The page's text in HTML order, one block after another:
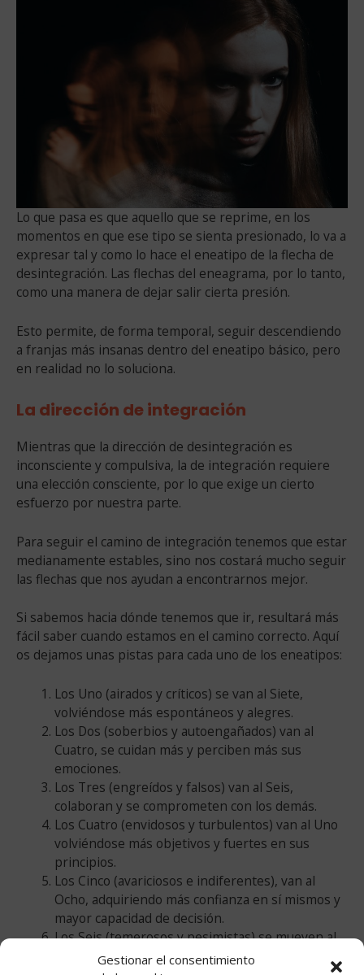
Gestionar el consentimiento
Lo que pasa es que aquello que se reprime, en los
momentos en que ese tipo se sienta presionado, lo va a
expresar tal y como lo hace el eneatipo de la flecha de
desintegración. Las flechas del eneagrama, por lo tanto,
como una manera de dejar salir cierta presión.
Esto permite, de forma temporal, seguir descendiendo
a franjas más insanas dentro del eneatipo básico, pero
en realidad no lo soluciona.
La dirección de integración
Mientras que la dirección de desintegración es
inconsciente y compulsiva, la de integración requiere
una elección consciente, por lo que exige un cierto
esfuerzo por nuestra parte.
Para seguir el camino de integración tenemos que estar
medianamente estables, sino nos costará mucho seguir
las flechas que nos ayudan a encontrarnos mejor.
Si sabemos hacia dónde tenemos que ir, resultará más
fácil saber cuando estamos en el camino correcto. Aquí
os dejamos unas pistas para cada uno de los eneatipos:
Los Uno (airados y críticos) se van al Siete,
volviéndose más espontáneos y alegres.
Los Dos (soberbios y autoengañados) van al
Cuatro, se cuidan más y perciben más sus
emociones.
Los Tres (engreídos y falsos) van al Seis,
colaboran y se comprometen con los demás.
Los Cuatro (envidosos y turbulentos) van al Uno
volviéndose más objetivos y fuertes en sus
principios.
Los Cinco (avariciosos e indiferentes), van al
Ocho, adquiriendo más confianza en sí mismos y
mayor capacidad de decisión.
Los Seis (temerosos y pesimistas) se mueven al
Nueve, volviéndose más relajados y optimistas.